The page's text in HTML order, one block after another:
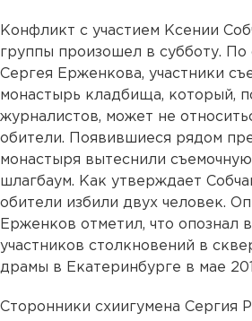
Конфликт с участием Ксении
группы произошел в субботу. По
Сергея Ерженкова, участники
монастырь кладбища, который,
журналистов, может не
обители. Появившиеся рядом
монастыря вытеснили съемочную
шлагбаум. Как утверждает
обители избили двух человек.
Ерженков отметил, что опознал
участников столкновений в
драмы в Екатеринбурге в мае
Сторонники схиигумена Сергия